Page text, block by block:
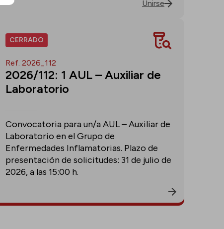
Unirse
CERRADO
Ref. 2026_112
2026/112: 1 AUL – Auxiliar de
Laboratorio
Convocatoria para un/a AUL – Auxiliar de
Laboratorio en el Grupo de
Enfermedades Inflamatorias. Plazo de
presentación de solicitudes: 31 de julio de
2026, a las 15:00 h.